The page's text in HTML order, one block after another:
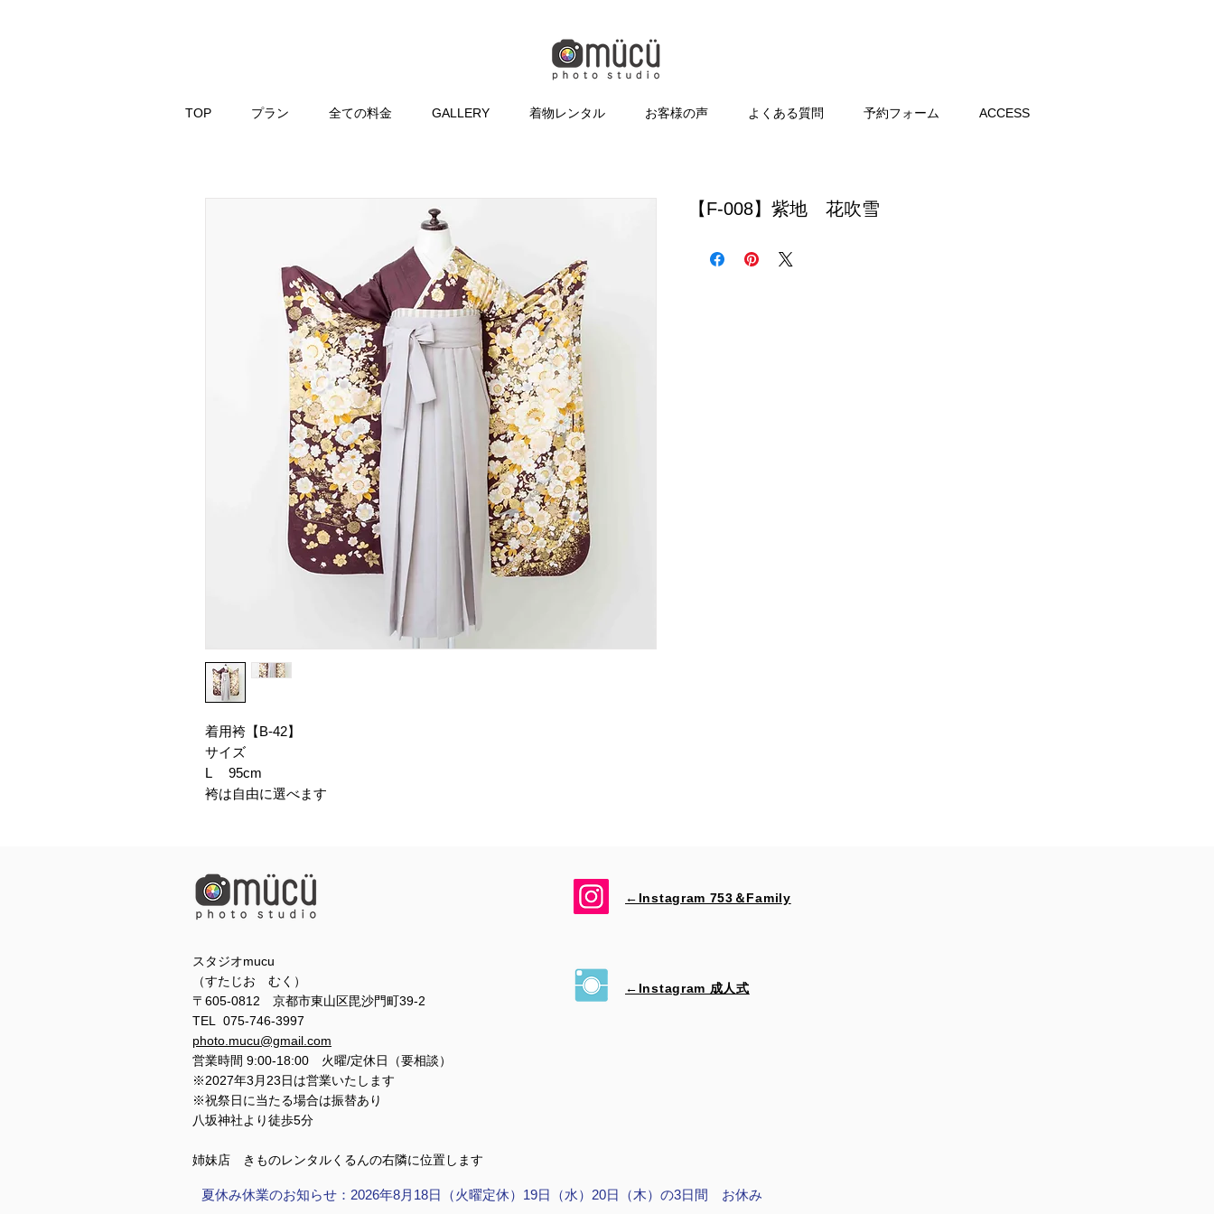
TOP プラン 全ての料金 GALLERY 着物レンタル お客様の声 よくある質問 予約フォーム ACCESS
着用袴【B-42】
サイズ
L 95cm
袴は自由に選べます
【F-008】紫地 花吹雪
←Instagram 753＆​Family
スタジオmucu
（すたじお むく）
〒605-0812 京都市東山区毘沙門町39-2
TEL 075-746-3997
photo.mucu@gmail.com
営業時間 9:00-18:00 火曜/定休日（要相談）
※2027年3月23日は営業いたします
※祝祭日に当たる場合は振替あり
​​八坂神社より徒歩5分
姉妹店 きものレンタルくるんの右隣に位置します
←Instagram 成人式
夏休み休業のお知らせ：2026年8月18日（火曜定休）19日（水）20日（木）の3日間 お休み